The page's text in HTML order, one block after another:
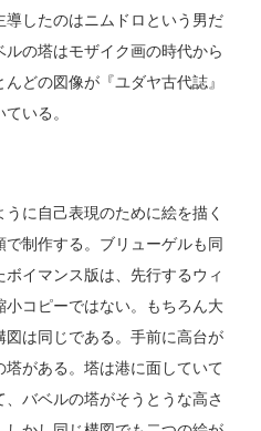
したのはニムドロという男だ
の塔はモザイク画の時代から
どの図像が『ユダヤ古代誌』
いる。
に自己表現のために絵を描く
制作する。ブリューゲルも同
イマンス版は、先行するウィ
コピーではない。もちろん大
は同じである。手前に高台が
がある。塔は港に面していて
バベルの塔がそうとうな高さ